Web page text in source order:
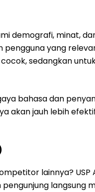
demografi, minat,
yang
sedangkan
bahasa dan
akan jauh lebih
lainnya? USP
langsung